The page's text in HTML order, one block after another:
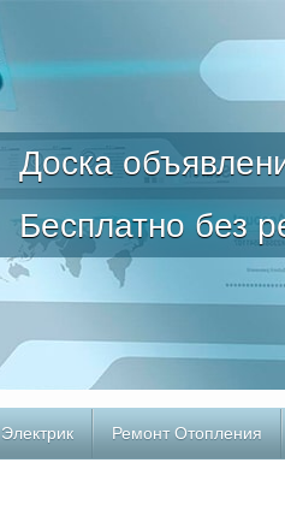
Доска
Бесплатно без
Электрик Ремонт Отопления